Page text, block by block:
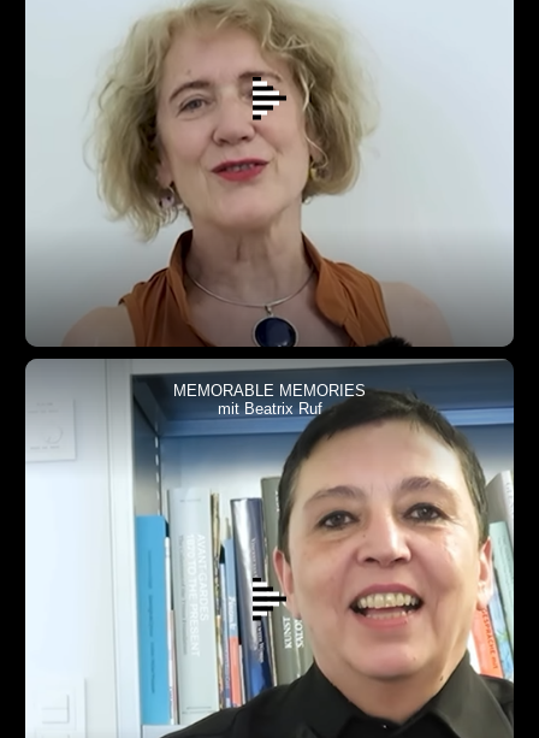
MEMORABLE MEMORIES
mit Beatrix Ruf